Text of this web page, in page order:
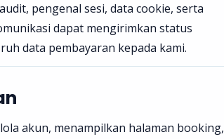
pengenal sesi, data cookie, serta
dapat mengirimkan status
data pembayaran kepada kami.
akun, menampilkan halaman booking,